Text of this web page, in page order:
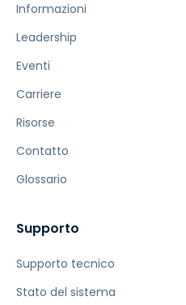
Informazioni
Leadership
Eventi
Carriere
Risorse
Contatto
Glossario
Supporto
Supporto tecnico
Stato del sistema